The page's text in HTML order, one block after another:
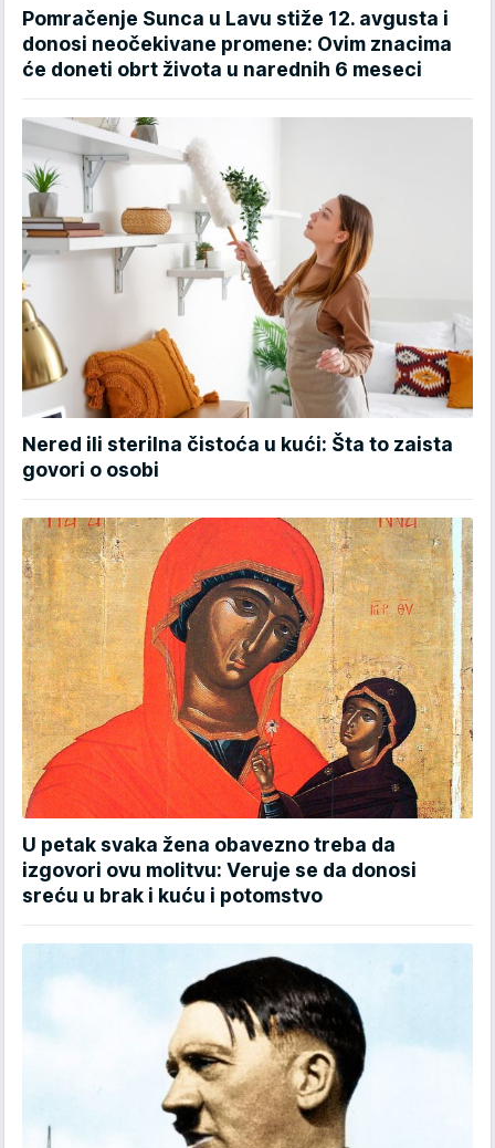
Pomračenje Sunca u Lavu stiže 12. avgusta i
donosi neočekivane promene: Ovim znacima
će doneti obrt života u narednih 6 meseci
Nered ili sterilna čistoća u kući: Šta to zaista
govori o osobi
U petak svaka žena obavezno treba da
izgovori ovu molitvu: Veruje se da donosi
sreću u brak i kuću i potomstvo